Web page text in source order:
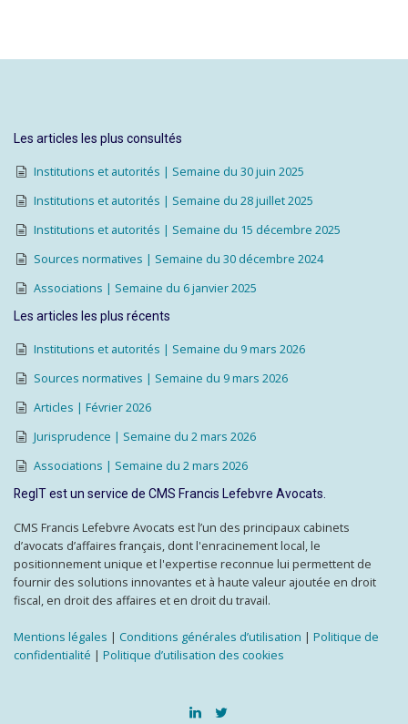
Les articles les plus consultés
Institutions et autorités | Semaine du 30 juin 2025
Institutions et autorités | Semaine du 28 juillet 2025
Institutions et autorités | Semaine du 15 décembre 2025
Sources normatives | Semaine du 30 décembre 2024
Associations | Semaine du 6 janvier 2025
Les articles les plus récents
Institutions et autorités | Semaine du 9 mars 2026
Sources normatives | Semaine du 9 mars 2026
Articles | Février 2026
Jurisprudence | Semaine du 2 mars 2026
Associations | Semaine du 2 mars 2026
RegIT est un service de CMS Francis Lefebvre Avocats.
CMS Francis Lefebvre Avocats est l’un des principaux cabinets
d’avocats d’affaires français, dont l'enracinement local, le
positionnement unique et l'expertise reconnue lui permettent de
fournir des solutions innovantes et à haute valeur ajoutée en droit
fiscal, en droit des affaires et en droit du travail.
Mentions légales | Conditions générales d’utilisation | Politique de
confidentialité | Politique d’utilisation des cookies